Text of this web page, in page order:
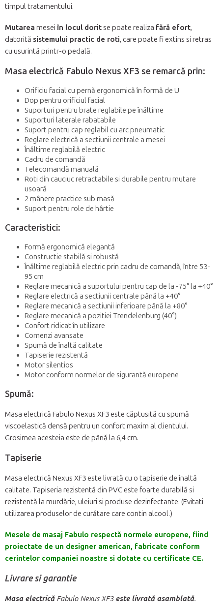
timpul tratamentului.
Mutarea mesei în locul doritse poate realiza fără efort,
datorită sistemului practic de roti, care poate fi extins si retras
cu usurintă printr-o pedală.
Masa electrică Fabulo Nexus XF3 se remarcă prin:
Orificiu facial cu pernă ergonomică în formă de U
Dop pentru orificiul facial
Suporturi pentru brate reglabile pe înăltime
Suporturi laterale rabatabile
Suport pentru cap reglabil cu arc pneumatic
Reglare electrică a sectiunii centrale a mesei
Înăltime reglabilă electric
Cadru de comandă
Telecomandă manuală
Roti din cauciuc retractabile si durabile pentru mutare
usoară
2 mânere practice sub masă
Suport pentru role de hârtie
Caracteristici:
Formă ergonomică elegantă
Constructie stabilă si robustă
Înăltime reglabilă electric prin cadru de comandă, între 53-
95 cm
Reglare mecanică a suportului pentru cap de la -75° la +40°
Reglare electrică a sectiunii centrale până la +40°
Reglare mecanică a sectiunii inferioare până la +80°
Reglare mecanică a pozitiei Trendelenburg (40°)
Confort ridicat în utilizare
Comenzi avansate
Spumă de înaltă calitate
Tapiserie rezistentă
Motor silentios
Motor conform normelor de sigurantă europene
Spumă:
Masa electrică Fabulo Nexus XF3 este căptusită cu spumă
viscoelastică densă pentru un confort maxim al clientului.
Grosimea acesteia este de până la 6,4 cm.
Tapiserie
Masa electrică Nexus XF3 este livrată cu o tapiserie de înaltă
calitate. Tapiseria rezistentă din PVC este foarte durabilă si
rezistentă la murdărie, uleiuri si produse dezinfectante. (Evitati
utilizarea produselor de curătare care contin alcool.)
Mesele de masaj Fabulo respectă normele europene, fiind
proiectate de un designer american, fabricate conform
cerintelor companiei noastre si dotate cu certificate CE.
Livrare si garantie
Masa electrică Fabulo Nexus XF3 este livrată asamblată.